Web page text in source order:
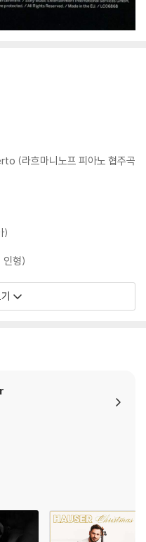
(라흐마니노프 피아노 협주곡
)
형)